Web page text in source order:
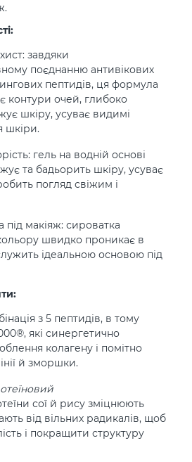
завдяки
поєднанню антивікових
пептидів, ця формула
контури очей, глибоко
шкіру, усуває видимі
шкіри.
гель на водній основі
та бадьорить шкіру, усуває
погляд свіжим і
під макіяж: сироватка
швидко проникає в
ідеальною основою під
з 5 пептидів, в тому
які синергетично
колагену і помітно
й зморшки.
сої й рису зміцнюють
від вільних радикалів, щоб
і покращити структуру